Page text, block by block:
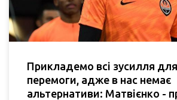
Прикладемо всі зусилля
перемоги, адже в нас немає
альтернативи: Матвієнко -